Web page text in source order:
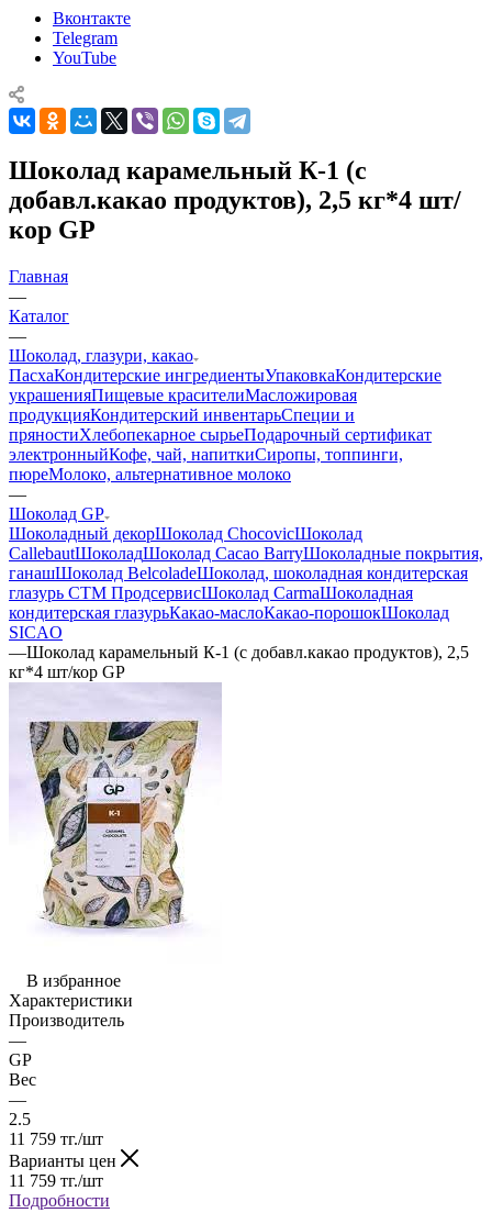
Вконтакте
Telegram
YouTube
Шоколад карамельный К-1 (с
добавл.какао продуктов), 2,5 кг*4 шт/
кор GP
Главная
—
Каталог
—
Шоколад, глазури, какао
ПасхаКондитерские ингредиентыУпаковкаКондитерские
украшенияПищевые красителиМасложировая
продукцияКондитерский инвентарьСпеции и
пряностиХлебопекарное сырьеПодарочный сертификат
электронныйКофе, чай, напиткиСиропы, топпинги,
пюреМолоко, альтернативное молоко
—
Шоколад GP
Шоколадный декорШоколад ChocovicШоколад
CallebautШоколадШоколад Cacao BarryШоколадные покрытия,
ганашШоколад BelcoladeШоколад, шоколадная кондитерская
глазурь СТМ ПродсервисШоколад CarmaШоколадная
кондитерская глазурьКакао-маслоКакао-порошокШоколад
SICAO
—Шоколад карамельный К-1 (с добавл.какао продуктов), 2,5
кг*4 шт/кор GP
В избранное
Характеристики
Производитель
—
GP
Вес
—
2.5
11 759 тг./шт
Варианты цен
11 759 тг./шт
Подробности